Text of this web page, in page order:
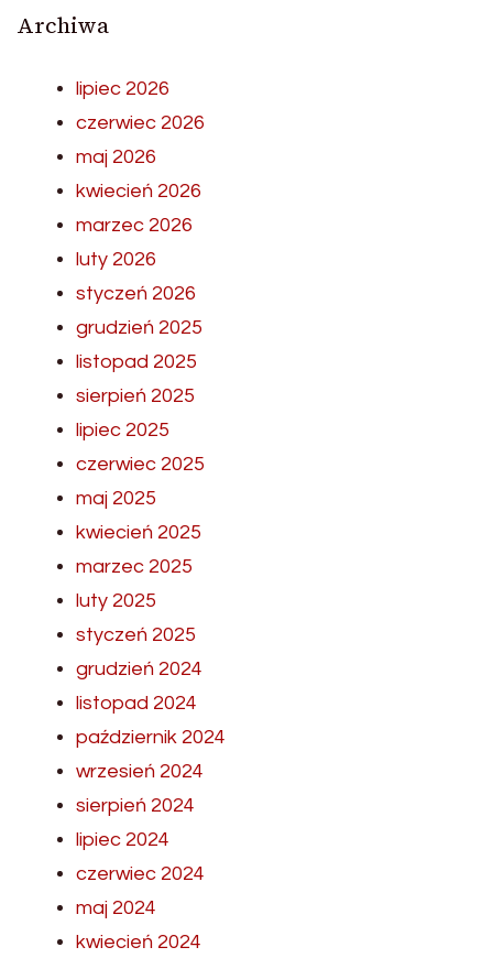
Archiwa
lipiec 2026
czerwiec 2026
maj 2026
kwiecień 2026
marzec 2026
luty 2026
styczeń 2026
grudzień 2025
listopad 2025
sierpień 2025
lipiec 2025
czerwiec 2025
maj 2025
kwiecień 2025
marzec 2025
luty 2025
styczeń 2025
grudzień 2024
listopad 2024
październik 2024
wrzesień 2024
sierpień 2024
lipiec 2024
czerwiec 2024
maj 2024
kwiecień 2024